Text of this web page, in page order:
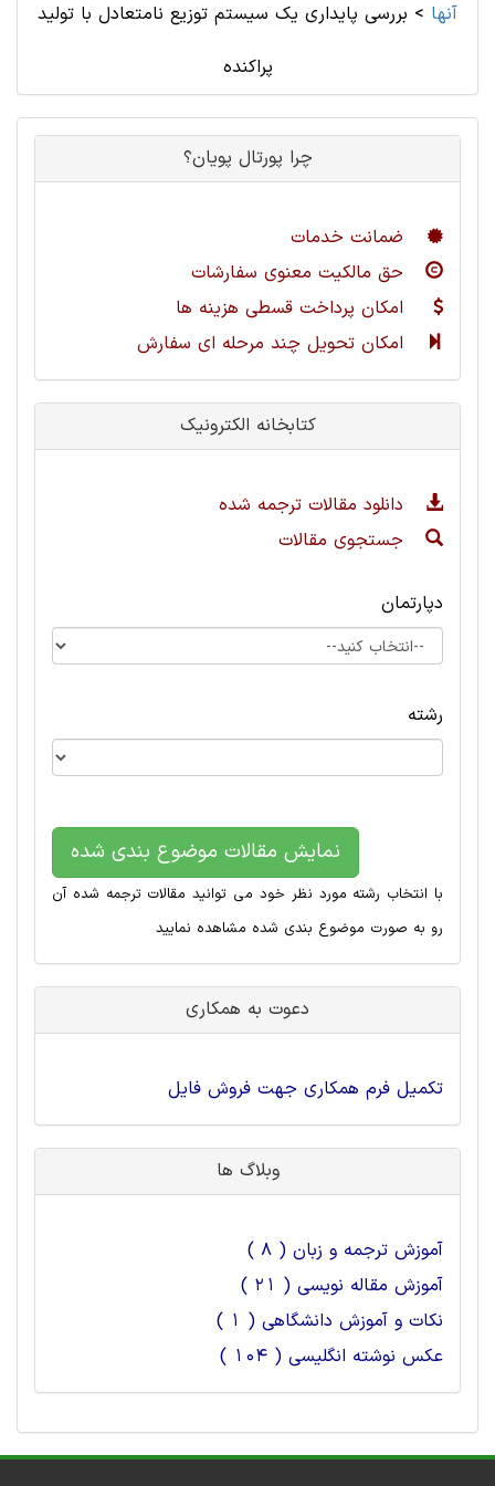
آنها > بررسی پایداری یک سیستم توزیع نامتعادل با تولید
پراکنده
چرا پورتال پویان؟
ضمانت خدمات
حق مالکیت معنوی سفارشات
امکان پرداخت قسطی هزینه ها
امکان تحویل چند مرحله ای سفارش
کتابخانه الکترونیک
دانلود مقالات ترجمه شده
جستجوی مقالات
دپارتمان
رشته
نمایش مقالات موضوع بندی شده
با انتخاب رشته مورد نظر خود می توانید مقالات ترجمه شده آن
رو به صورت موضوع بندی شده مشاهده نمایید
دعوت به همکاری
تکمیل فرم همکاری جهت فروش فایل
وبلاگ ها
آموزش ترجمه و زبان ( 8 )
آموزش مقاله نویسی ( 21 )
نکات و آموزش دانشگاهی ( 1 )
عکس نوشته انگلیسی ( 104 )